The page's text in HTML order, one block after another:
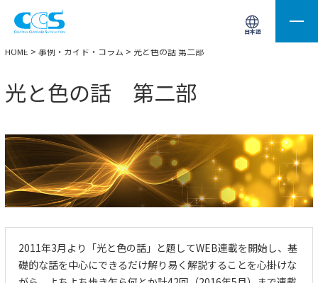
日本語
画像処理用の製品検索 サイト内検索(Enterで実行)
HOME > 事例・ガイド・コラム > 光と色の話 第二部
光と色の話 第二部
2011年3月より「光と色の話」と題してWEB連載を開始し、基
礎的な話を中心にできるだけ解り易く解説することを心掛けな